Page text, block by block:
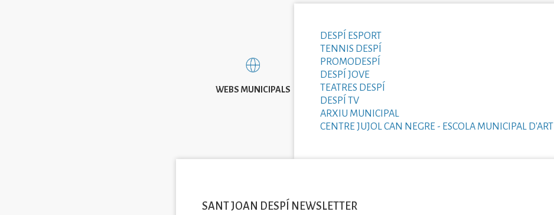
WEBS MUNICIPALS
DESPÍ ESPORT
TENNIS DESPÍ
PROMODESPÍ
DESPÍ JOVE
TEATRES DESPÍ
DESPÍ TV
ARXIU MUNICIPAL
CENTRE JUJOL CAN NEGRE - ESCOLA MUNICIPAL D'ART
SANT JOAN DESPÍ NEWSLETTER